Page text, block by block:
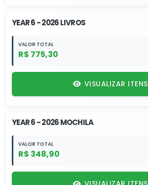
YEAR 6 - 2026 LIVROS
VALOR TOTAL
R$ 775,30
VISUALIZAR ITENS
YEAR 6 - 2026 MOCHILA
VALOR TOTAL
R$ 348,90